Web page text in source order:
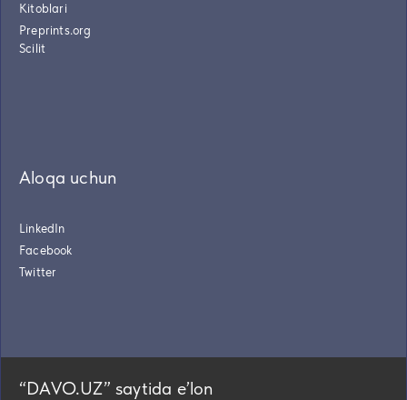
Kitoblari
Preprints.org
Scilit
Aloqa uchun
LinkedIn
Facebook
Twitter
“DAVO.UZ” saytida eʼlon